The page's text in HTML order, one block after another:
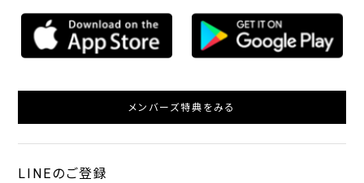
メンバーズ特典をみる
LINEのご登録